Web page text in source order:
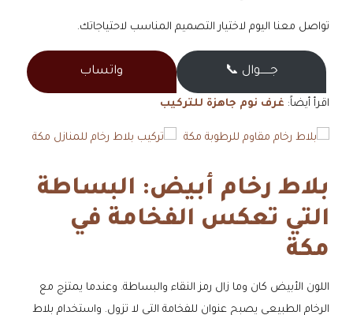
تواصل معنا اليوم لاختيار التصميم المناسب لاحتياجاتك.
جــــــوال 📞 واتساب
اقرأ أيضاً: غرف نوم جاهزة للتركيب
بلاط رخام أبيض: البساطة
التي تعكس الفخامة في
مكة
اللون الأبيض كان وما زال رمز النقاء والبساطة. وعندما يمتزج مع
الرخام الطبيعي يصبح عنوان للفخامة التي لا تزول. واستخدام بلاط